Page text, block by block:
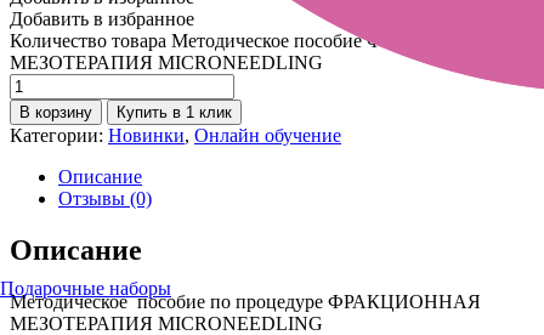
Подарочные наборы
Добавить в избранное
Количество товара Методическое пособие ФРАКЦИОННАЯ
МЕЗОТЕРАПИЯ MICRONEEDLING
В корзину Купить в 1 клик
Категории: Новинки, Онлайн обучение
Описание
Отзывы (0)
Описание
Методическое пособие по процедуре ФРАКЦИОННАЯ
МЕЗОТЕРАПИЯ MICRONEEDLING